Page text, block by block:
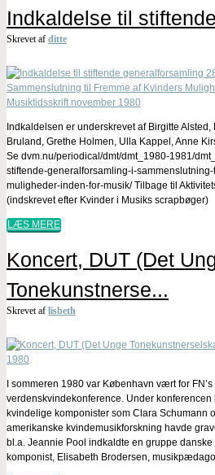
Indkaldelse til
Skrevet af ditte
Indkaldelsen er underskrevet af Birgitte
Bruland, Grethe Holmen, Ulla Kappel, Anne
Se dvm.nu/periodical/dmt/dmt_1980-1981/
stiftende-generalforsamling-i-
muligheder-inden-for-musik/ Tilbage til
(indskrevet efter Kvinder i Musiks scrapbøger)
LÆS MERE
Koncert, DUT (Det
Tonekunstnerse...
Skrevet af lisbeth
I sommeren 1980 var København vært for
verdenskvindekonference. Under
kvindelige komponister som Clara Schumann
amerikanske kvindemusikforskning havde
bl.a. Jeannie Pool indkaldte en gruppe
komponist, Elisabeth Brodersen,